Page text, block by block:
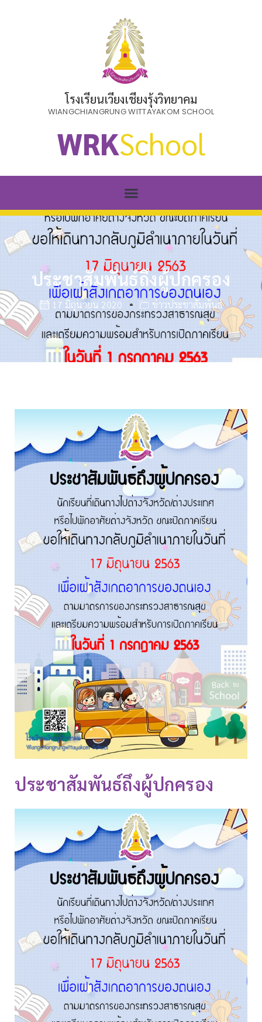
โรงเรียนเวียงเชียงรุ้งวิทยาคม
WIANGCHIANGRUNG WITTAYAKOM SCHOOL
WRKSchool
ประชาสัมพันธ์ถึงผู้ปกครอง
17 มิถุนายน 2020 ข่าวประชาสัมพันธ์
ประชาสัมพันธ์ถึงผู้ปกครอง